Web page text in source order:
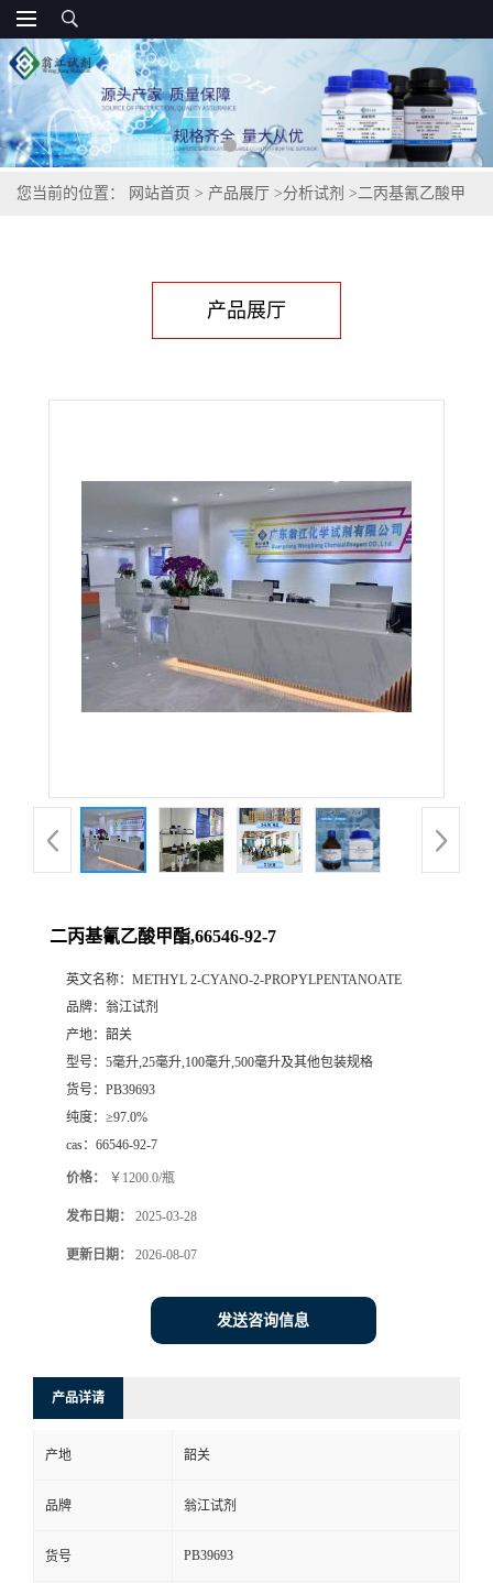
您当前的位置： 网站首页 > 产品展厅 >分析试剂 > 二丙基氰乙酸甲
产品展厅
二丙基氰乙酸甲酯,66546-92-7
英文名称： METHYL 2-CYANO-2-PROPYLPENTANOATE
品牌： 翁江试剂
产地： 韶关
型号： 5毫升,25毫升,100毫升,500毫升及其他包装规格
货号： PB39693
纯度： ≥97.0%
cas： 66546-92-7
价格： ￥1200.0/瓶
发布日期： 2025-03-28
更新日期： 2026-08-07
发送咨询信息
产品详请
产地 韶关
品牌 翁江试剂
货号 PB39693